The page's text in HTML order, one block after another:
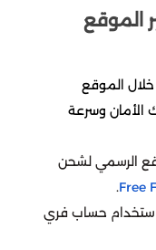
الموقع
الموقع
الأمان وسرعة
الرسمي لشحن
.
حساب فري